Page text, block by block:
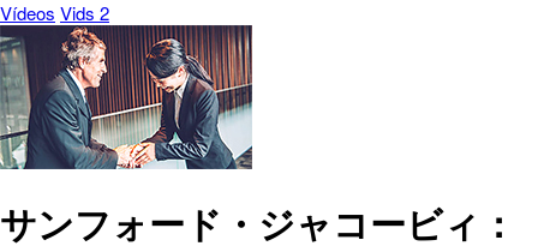
Vídeos Vids 2
サンフォード・ジャコービィ：